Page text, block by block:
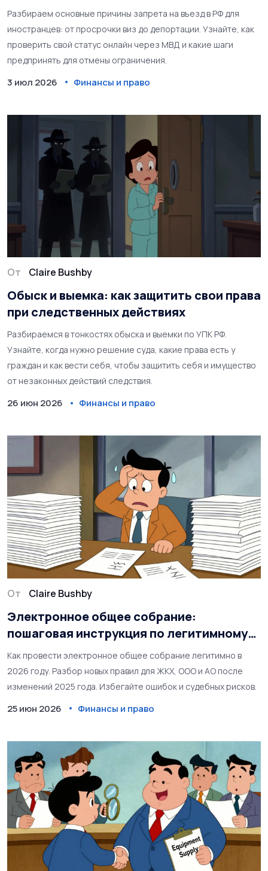
Разбираем основные причины запрета на въезд в РФ для
иностранцев: от просрочки виз до депортации. Узнайте, как
проверить свой статус онлайн через МВД и какие шаги
предпринять для отмены ограничения.
3 июл 2026 Финансы и право
От Claire Bushby
Обыск и выемка: как защитить свои права
при следственных действиях
Разбираемся в тонкостях обыска и выемки по УПК РФ.
Узнайте, когда нужно решение суда, какие права есть у
граждан и как вести себя, чтобы защитить себя и имущество
от незаконных действий следствия.
26 июн 2026 Финансы и право
От Claire Bushby
Электронное общее собрание:
пошаговая инструкция по легитимному
проведению онлайн в 2026 году
Как провести электронное общее собрание легитимно в
2026 году. Разбор новых правил для ЖКХ, ООО и АО после
изменений 2025 года. Избегайте ошибок и судебных рисков.
25 июн 2026 Финансы и право